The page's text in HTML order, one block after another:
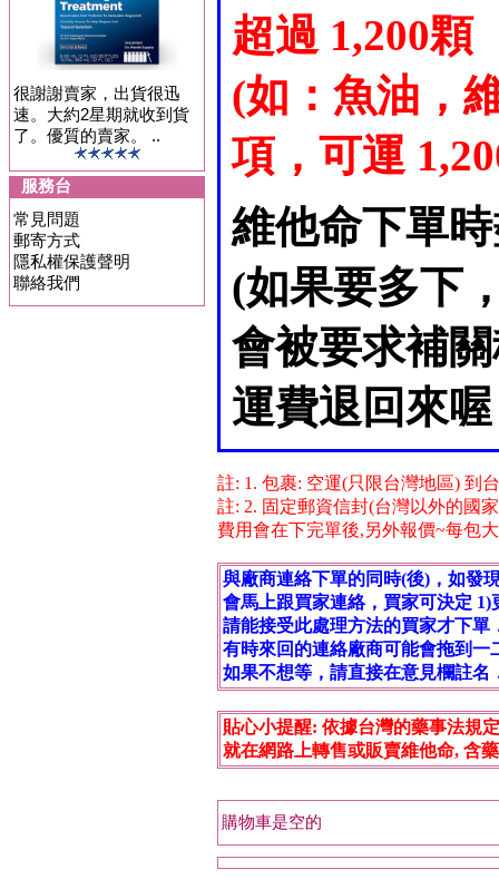
很謝謝賣家，出貨很迅
速。大約2星期就收到貨
了。優質的賣家。 ..
服務台
常見問題
郵寄方式
隱私權保護聲明
聯絡我們
超過 1,200顆
(如：魚油，
項，可運
維他命下單
(如果要多下
會被要求補
運費退回來
註: 1. 包裹: 空運(只限台灣地區) 到
註: 2. 固定郵資信封(台灣以外的國
費用會在下完單後,另外報價~每包
與廠商連絡下單的同時(後)，如發
會馬上跟買家連絡，買家可決定 1)
請能接受此處理方法的買家才下單
有時來回的連絡廠商可能會拖到
如果不想等，請直接在意見欄註
貼心小提醒: 依據台灣的藥事法規
就在網路上轉售或販賣維他命, 含
購物車是空的